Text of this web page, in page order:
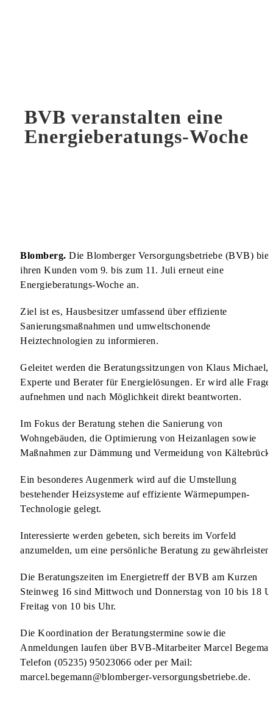
BVB veranstalten eine
Energieberatungs-Woche
Blomberg. Die Blomberger Versorgungsbetriebe (BVB)
ihren Kunden vom 9. bis zum 11. Juli erneut eine
Energieberatungs-Woche an.
Ziel ist es, Hausbesitzer umfassend über effiziente
Sanierungsmaßnahmen und umweltschonende
Heiztechnologien zu informieren.
Geleitet werden die Beratungssitzungen von Klaus Michael,
Experte und Berater für Energielösungen. Er wird alle
aufnehmen und nach Möglichkeit direkt beantworten.
Im Fokus der Beratung stehen die Sanierung von
Wohngebäuden, die Optimierung von Heizanlagen sowie
Maßnahmen zur Dämmung und Vermeidung von
Ein besonderes Augenmerk wird auf die Umstellung
bestehender Heizsysteme auf effiziente Wärmepumpen-
Technologie gelegt.
Interessierte werden gebeten, sich bereits im Vorfeld
anzumelden, um eine persönliche Beratung zu gewährleisten.
Die Beratungszeiten im Energietreff der BVB am Kurzen
Steinweg 16 sind Mittwoch und Donnerstag von 10 bis 18
Freitag von 10 bis Uhr.
Die Koordination der Beratungstermine sowie die
Anmeldungen laufen über BVB-Mitarbeiter Marcel
Telefon (05235) 95023066 oder per Mail:
marcel.begemann@blomberger-versorgungsbetriebe.de.